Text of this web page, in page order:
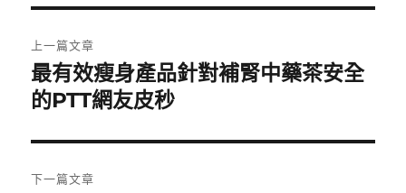
章
導
覽
上一篇文章
上
一
文
章:
最有效瘦身產品針對補腎中藥茶安全
的PTT網友皮秒
下一篇文章